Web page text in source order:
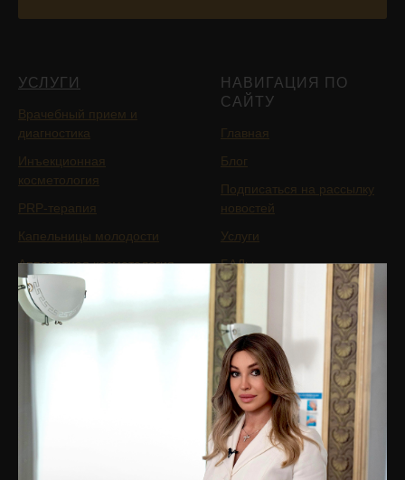
УСЛУГИ
Врачебный прием и
диагностика
Инъекционная
косметология
PRP-терапия
Капельницы молодости
Аппаратная косметология
Лазерная косметология
Терапевтическая
НАВИГАЦИЯ ПО
САЙТУ
Главная
Блог
Подписаться на рассылку
новостей
Услуги
БАДы
Магазин
Цены
Отзывы
Специалисты
О клинике
Оборудование
Юридическая информация